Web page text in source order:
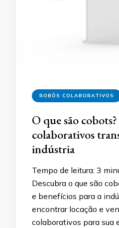
ROBÔS COLABORATIVOS
O que são
colaborativos
indústria
Tempo de leitura: 3
Descubra o que são
e benefícios para a
encontrar locação e
colaborativos para sua